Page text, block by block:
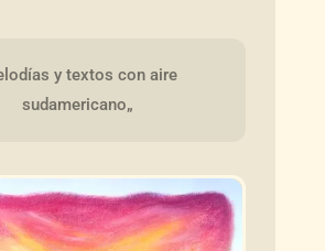
y textos con aire
sudamericano„